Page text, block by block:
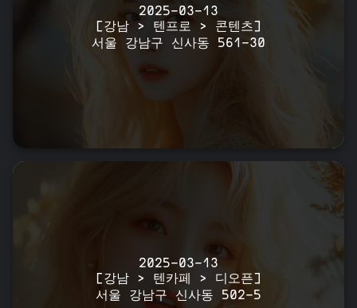
2025-03-13
[강남 > 텐프로 > 콘텐츠]
서울 강남구 신사동 561-30
2025-03-13
[강남 > 텐카페 > 디오픈]
서울 강남구 신사동 502-5